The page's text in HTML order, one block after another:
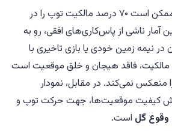
به عنوان مثال، یک تیم ممکن است ۷۰ درصد مالکیت توپ را در
آمار ناشی از پاس‌کاری‌های افقی، رو به
نیمه زمین خودی یا بازی تاخیری با
مالکیت، فاقد هیجان و خلق موقعیت است
منعکس نمی‌کند. در مقابل، نمودار
کیفیت موقعیت‌ها، جهت حرکت توپ و
وقوع گل است.